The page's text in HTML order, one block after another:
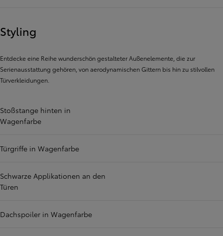
Styling
Entdecke eine Reihe wunderschön gestalteter Außenelemente, die zur
Serienausstattung gehören, von aerodynamischen Gittern bis hin zu stilvollen
Türverkleidungen.
Stoßstange hinten in
Wagenfarbe
Türgriffe in Wagenfarbe
Schwarze Applikationen an den
Türen
Dachspoiler in Wagenfarbe